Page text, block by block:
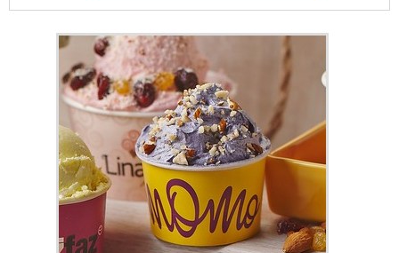
personalização com aspectos
visuais que lembram a empresa,
garante maiores chances do
usuário adquirir o
produto.CARACTERÍSTICAS
DOS SACOS PLÁSTICOS
IMPRESSOSOs sacos são ideais
para empresas que
comercializam produtos
diversificad...